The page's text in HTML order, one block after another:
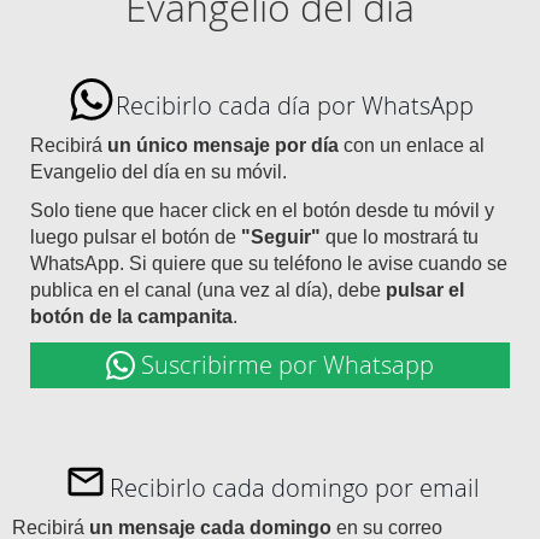
Recibirlo cada día por WhatsApp
Recibirá un único mensaje por día con un enlace al
Evangelio del día en su móvil.
Solo tiene que hacer click en el botón desde tu móvil y
luego pulsar el botón de "Seguir" que lo mostrará tu
WhatsApp. Si quiere que su teléfono le avise cuando se
publica en el canal (una vez al día), debe pulsar el
botón de la campanita.
Suscribirme por Whatsapp
Recibirlo cada domingo por email
Recibirá un mensaje cada domingo en su correo